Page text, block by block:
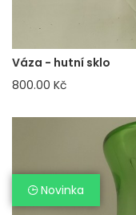
Váza - hutní sklo
800.00 Kč
Novinka